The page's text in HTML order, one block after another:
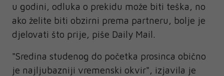
u godini, odluka o prekidu može biti teška, no
ako želite biti obzirni prema partneru, bolje je
djelovati što prije, piše Daily Mail.
"Sredina studenog do početka prosinca obično
je najljubazniji vremenski okvir", izjavila je